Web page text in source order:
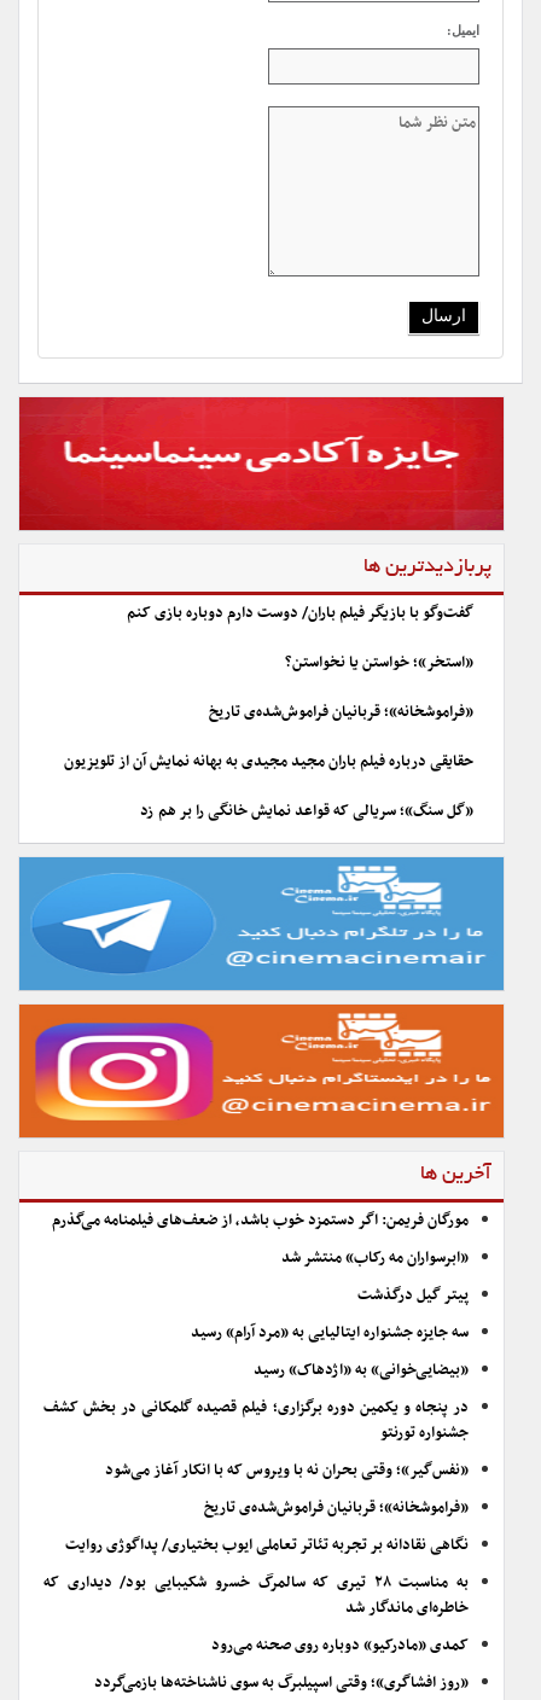
ایمیل:
پربازدیدترین ها
گفت‌وگو با بازیگر فیلم باران/ دوست دارم دوباره بازی کنم
«استخر»؛ خواستن یا نخواستن؟
«فراموشخانه»؛ قربانیان فراموش‌شده‌ی تاریخ
حقایقی درباره فیلم باران مجید مجیدی به بهانه نمایش آن از تلویزیون
«گل سنگ»؛ سریالی که قواعد نمایش خانگی را بر هم زد
آخرین ها
مورگان فریمن: اگر دستمزد خوب باشد، از ضعف‌های فیلمنامه می‌گذرم
«ابرسواران مه رکاب» منتشر شد
پیتر گیل درگذشت
سه جایزه جشنواره ایتالیایی به «مرد آرام» رسید
«بیضایی‌خوانی» به «اژدهاک» رسید
در پنجاه و یکمین دوره برگزاری؛ فیلم قصیده گلمکانی در بخش کشف
جشنواره تورنتو
«نفس‌گیر»؛ وقتی بحران نه با ویروس که با انکار آغاز می‌شود
«فراموشخانه»؛ قربانیان فراموش‌شده‌ی تاریخ
نگاهی نقادانه بر تجربه تئاتر تعاملی ایوب بختیاری/ پداگوژی روایت
به مناسبت ۲۸ تیری که سالمرگ خسرو شکیبایی بود/ دیداری که
خاطره‌ای ماندگار شد
کمدی «مادرکیو» دوباره روی صحنه می‌رود
«روز افشاگری»؛ وقتی اسپیلبرگ به سوی ناشناخته‌ها بازمی‌گردد